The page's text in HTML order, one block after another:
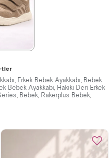
Ücretsiz
Kargo
★ ★
₺
Ücretsiz
, Erkek Bebek Ayakkabı, Bebek
Bebek Ayakkabı, Hakiki Deri Erkek
, Bebek, Rakerplus Bebek,